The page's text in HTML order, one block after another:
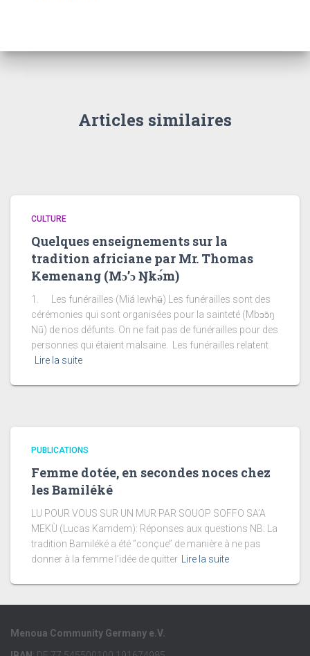
Articles similaires
CULTURE
Quelques enseignements sur la
tradition africiane par Mr. Thomas
Kemenang (Mɔ’ɔ Ŋkǝ́m)
1. Les funérailles (Miá lewhʉ̄) Les funérailles sont des
cérémonies qui sont organisées pour la sainteté (Mbɔɔ̄ŋ
Nū) de nos défunts. On ne fait pas de funérailles pour des
personnes qui étaient malsaine. Les funérailles relatent
Lire la suite
PUBLICATIONS
Femme dotée, en secondes noces chez
les Bamiléké
LU POUR VOUS SUR UN MUR PAR SOUOP SOFFO SA’A
MEKÙ (Lucas Kamdem): Réponses aux questions NB: La
tradition Bamiléké a été ‘’conçue’’ de manière à ne pas
donner à la femme l’idée de quitter
Lire la suite
Menoua Community Germany e.V.